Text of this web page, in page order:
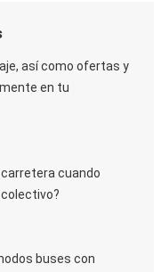
así como ofertas y
en tu
cuando
buses con